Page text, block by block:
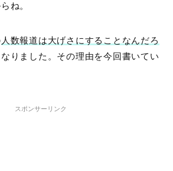
ね。
人数報道は大げさにすることなんだろ
りました。その理由を今回書いてい
スポンサーリンク